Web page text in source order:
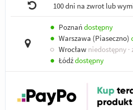
100 dni na zwrot lub
● Poznań dostępny
● Warszawa (Piaseczno)
○ Wrocław niedostępny
● Łódźdostępny